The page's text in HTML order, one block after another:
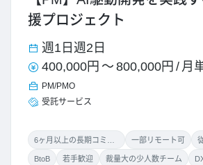
援プロジェクト
週1日 週2日
400,000円 ～ 800,000円 / 月
PM/PMO
受託サービス
一部リモート可
BtoB 若手歓迎 裁量大の少人数チーム